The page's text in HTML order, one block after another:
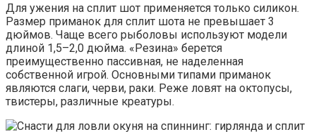
Для ужения на сплит шот применяется только силикон.
Размер приманок для сплит шота не превышает 3
дюймов. Чаще всего рыболовы используют модели
длиной 1,5–2,0 дюйма. «Резина» берется
преимущественно пассивная, не наделенная
собственной игрой. Основными типами приманок
являются слаги, черви, раки. Реже ловят на октопусы,
твистеры, различные креатуры.